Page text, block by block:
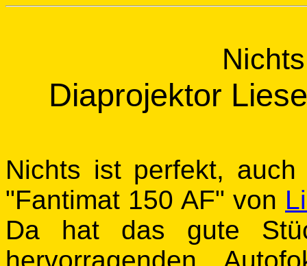
Diaprojektor
Nichts ist perfekt,
"Fantimat 150 AF" von
Da hat das gute